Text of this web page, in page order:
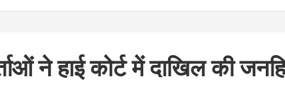
ने हाई कोर्ट में दाखिल की